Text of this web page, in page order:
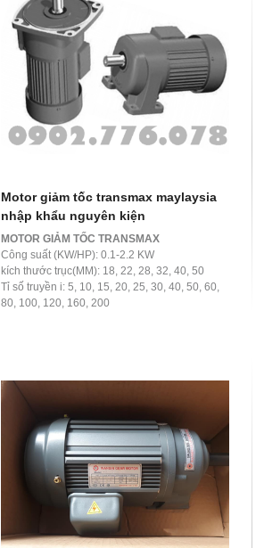
Motor giảm tốc transmax maylaysia
nhập khẩu nguyên kiện
MOTOR GIẢM TỐC TRANSMAX
Công suất (KW/HP): 0.1-2.2 KW
kích thước trục(MM): 18, 22, 28, 32, 40, 50
Tỉ số truyền i: 5, 10, 15, 20, 25, 30, 40, 50, 60,
80, 100, 120, 160, 200